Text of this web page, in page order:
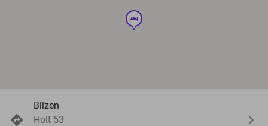
hotel
Bilzen
Holt 53